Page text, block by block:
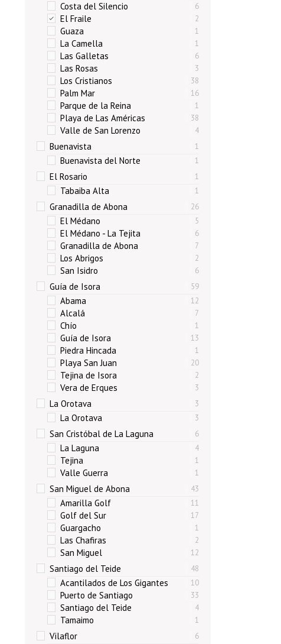
Costa del Silencio 6
El Fraile 2
Guaza 1
La Camella 1
Las Galletas 6
Las Rosas 3
Los Cristianos 38
Palm Mar 16
Parque de la Reina 1
Playa de Las Américas 38
Valle de San Lorenzo 4
Buenavista 1
Buenavista del Norte 1
El Rosario 1
Tabaiba Alta 1
Granadilla de Abona 26
El Médano 5
El Médano - La Tejita 6
Granadilla de Abona 7
Los Abrigos 2
San Isidro 6
Guía de Isora 59
Abama 12
Alcalá 7
Chío 1
Guía de Isora 13
Piedra Hincada 1
Playa San Juan 20
Tejina de Isora 2
Vera de Erques 3
La Orotava 3
La Orotava 3
San Cristóbal de La Laguna 6
La Laguna 4
Tejina 1
Valle Guerra 1
San Miguel de Abona 43
Amarilla Golf 11
Golf del Sur 17
Guargacho 1
Las Chafiras 2
San Miguel 12
Santiago del Teide 48
Acantilados de Los Gigantes 10
Puerto de Santiago 33
Santiago del Teide 4
Tamaimo 1
Vilaflor 6